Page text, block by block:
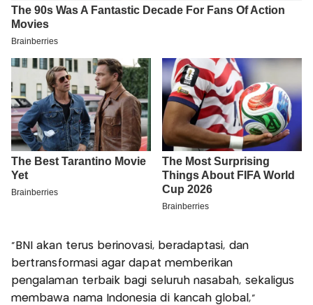
"BNI akan terus berinovasi, beradaptasi, dan
bertransformasi agar dapat memberikan
pengalaman terbaik bagi seluruh nasabah, sekaligus
membawa nama Indonesia di kancah global,"